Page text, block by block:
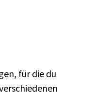
für die du